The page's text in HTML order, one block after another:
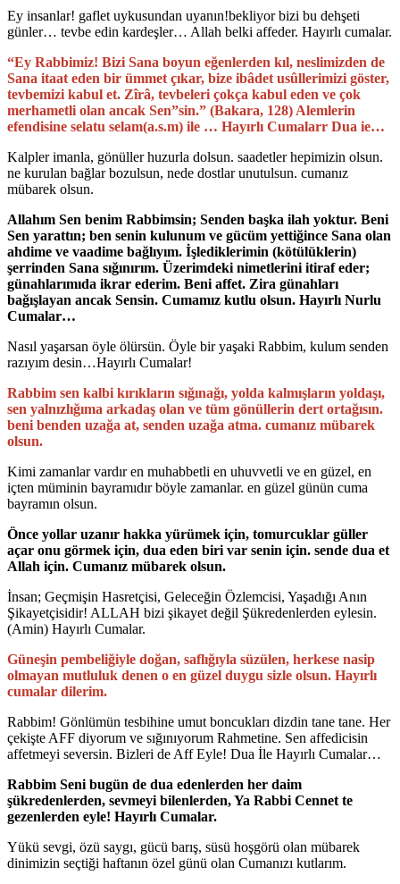
Ey insanlar! gaflet uykusundan uyanın!bekliyor bizi bu dehşeti
günler… tevbe edin kardeşler… Allah belki affeder. Hayırlı cumalar.
“Ey Rabbimiz! Bizi Sana boyun eğenlerden kıl, neslimizden de
Sana itaat eden bir ümmet çıkar, bize ibâdet usûllerimizi göster,
tevbemizi kabul et. Zîrâ, tevbeleri çokça kabul eden ve çok
merhametli olan ancak Sen”sin.” (Bakara, 128) Alemlerin
efendisine selatu selam(a.s.m) ile … Hayırlı Cumalarr Dua ie…
Kalpler imanla, gönüller huzurla dolsun. saadetler hepimizin olsun.
ne kurulan bağlar bozulsun, nede dostlar unutulsun. cumanız
mübarek olsun.
Allahım Sen benim Rabbimsin; Senden başka ilah yoktur. Beni
Sen yarattın; ben senin kulunum ve gücüm yettiğince Sana olan
ahdime ve vaadime bağlıyım. İşlediklerimin (kötülüklerin)
şerrinden Sana sığınırım. Üzerimdeki nimetlerini itiraf eder;
günahlarımıda ikrar ederim. Beni affet. Zira günahları
bağışlayan ancak Sensin. Cumamız kutlu olsun. Hayırlı Nurlu
Cumalar…
Nasıl yaşarsan öyle ölürsün. Öyle bir yaşaki Rabbim, kulum senden
razıyım desin…Hayırlı Cumalar!
Rabbim sen kalbi kırıkların sığınağı, yolda kalmışların yoldaşı,
sen yalnızlığıma arkadaş olan ve tüm gönüllerin dert ortağısın.
beni benden uzağa at, senden uzağa atma. cumanız mübarek
olsun.
Kimi zamanlar vardır en muhabbetli en uhuvvetli ve en güzel, en
içten müminin bayramıdır böyle zamanlar. en güzel günün cuma
bayramın olsun.
Önce yollar uzanır hakka yürümek için, tomurcuklar güller
açar onu görmek için, dua eden biri var senin için. sende dua et
Allah için. Cumanız mübarek olsun.
İnsan; Geçmişin Hasretçisi, Geleceğin Özlemcisi, Yaşadığı Anın
Şikayetçisidir! ALLAH bizi şikayet değil Şükredenlerden eylesin.
(Amin) Hayırlı Cumalar.
Güneşin pembeliğiyle doğan, saflığıyla süzülen, herkese nasip
olmayan mutluluk denen o en güzel duygu sizle olsun. Hayırlı
cumalar dilerim.
Rabbim! Gönlümün tesbihine umut boncukları dizdin tane tane. Her
çekişte AFF diyorum ve sığınıyorum Rahmetine. Sen affedicisin
affetmeyi seversin. Bizleri de Aff Eyle! Dua İle Hayırlı Cumalar…
Rabbim Seni bugün de dua edenlerden her daim
şükredenlerden, sevmeyi bilenlerden, Ya Rabbi Cennet te
gezenlerden eyle! Hayırlı Cumalar.
Yükü sevgi, özü saygı, gücü barış, süsü hoşgörü olan mübarek
dinimizin seçtiği haftanın özel günü olan Cumanızı kutlarım.